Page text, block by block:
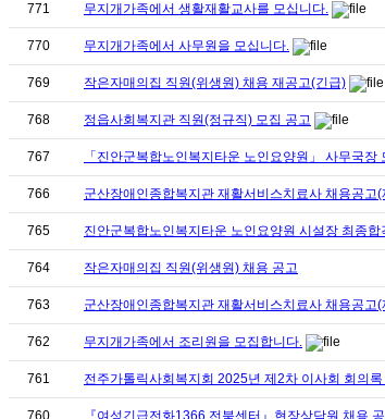
771 무지개가족에서 생활재활교사를 모십니다.
770 무지개가족에서 사무원을 모십니다.
769 작은자매의집 직원(위생원) 채용 재공고(긴급)
768 정읍사회복지관 직원(정규직) 모집 공고
767 「진안군복합노인복지타운 노인요양원」 사무국장
766 군산장애인종합복지관 재활서비스치료사 채용공고
765 진안군복합노인복지타운 노인요양원 시설장 최종합
764 작은자매의집 직원(위생원) 채용 공고
763 군산장애인종합복지관 재활서비스치료사 채용공고
762 무지개가족에서 조리원을 모집합니다.
761 전주가톨릭사회복지회 2025년 제2차 이사회 회의록
760 『여성긴급전화1366 전북센터』현장상담원 채용